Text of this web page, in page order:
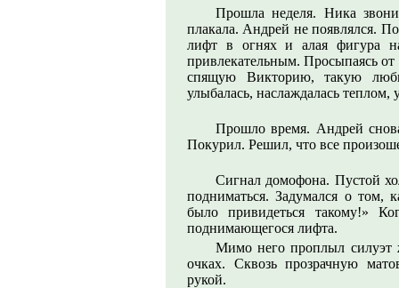
Прошла неделя. Ника
плакала. Андрей не появлялся.
лифт в огнях и алая фигура
привлекательным. Просыпаясь
спящую Викторию, такую
улыбалась, наслаждалась
Прошло время. Андрей
Покурил. Решил, что все
Сигнал домофона. Пустой
подниматься. Задумался о
было привидеться такому!»
поднимающегося лифта.
Мимо него проплыл
очках. Сквозь прозрачную
рукой.